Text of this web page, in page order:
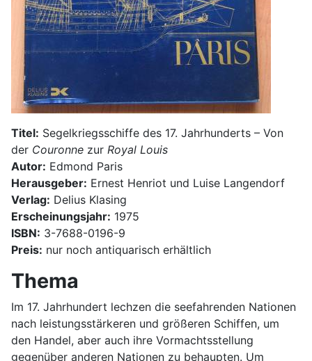
Titel: Segelkriegsschiffe des 17. Jahrhunderts – Von
der Couronne zur Royal Louis
Autor: Edmond Paris
Herausgeber: Ernest Henriot und Luise Langendorf
Verlag: Delius Klasing
Erscheinungsjahr: 1975
ISBN: 3-7688-0196-9
Preis: nur noch antiquarisch erhältlich
Thema
Im 17. Jahrhundert lechzen die seefahrenden Nationen
nach leistungsstärkeren und größeren Schiffen, um
den Handel, aber auch ihre Vormachtsstellung
gegenüber anderen Nationen zu behaupten. Um